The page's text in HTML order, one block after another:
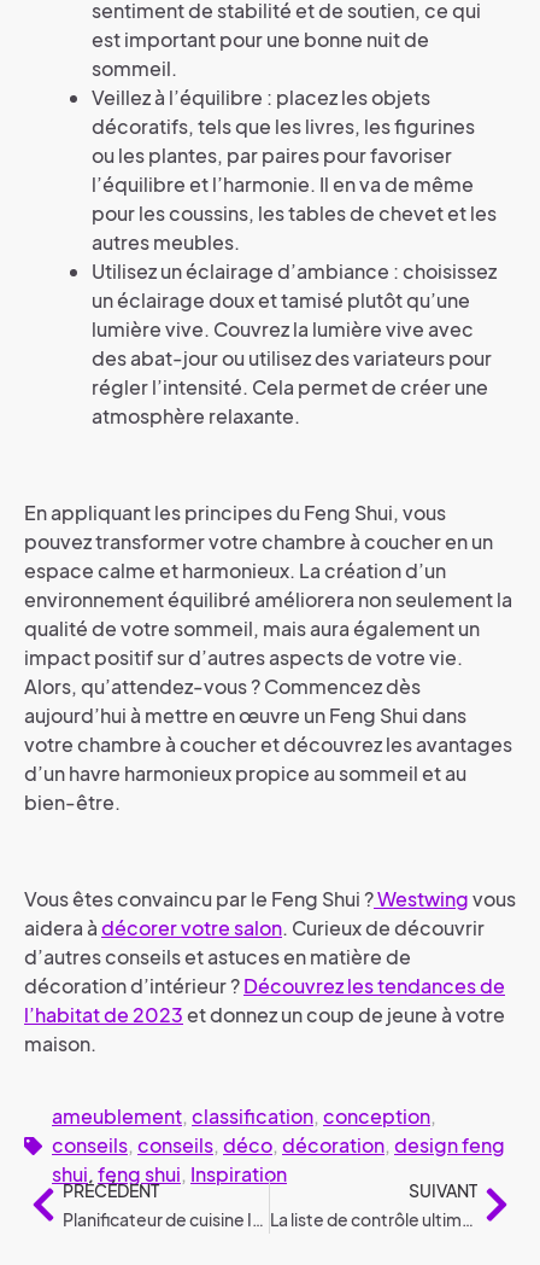
sentiment de stabilité et de soutien, ce qui
est important pour une bonne nuit de
sommeil.
Veillez à l’équilibre : placez les objets
décoratifs, tels que les livres, les figurines
ou les plantes, par paires pour favoriser
l’équilibre et l’harmonie. Il en va de même
pour les coussins, les tables de chevet et les
autres meubles.
Utilisez un éclairage d’ambiance : choisissez
un éclairage doux et tamisé plutôt qu’une
lumière vive. Couvrez la lumière vive avec
des abat-jour ou utilisez des variateurs pour
régler l’intensité. Cela permet de créer une
atmosphère relaxante.
En appliquant les principes du Feng Shui, vous
pouvez transformer votre chambre à coucher en un
espace calme et harmonieux. La création d’un
environnement équilibré améliorera non seulement la
qualité de votre sommeil, mais aura également un
impact positif sur d’autres aspects de votre vie.
Alors, qu’attendez-vous ? Commencez dès
aujourd’hui à mettre en œuvre un Feng Shui dans
votre chambre à coucher et découvrez les avantages
d’un havre harmonieux propice au sommeil et au
bien-être.
Vous êtes convaincu par le Feng Shui ?Westwingvous
aidera àdécorer votre salon. Curieux de découvrir
d’autres conseils et astuces en matière de
décoration d’intérieur ?Découvrez les tendances de
l’habitat de 2023et donnez un coup de jeune à votre
maison.
ameublement,classification,conception,
conseils,conseils,déco,décoration,design feng
shui,feng shui, Inspiration
PRÉCÉDENT
Planificateur de cuisine Ikea : la cuisine de vos rêves en ligne
SUIVANT
La liste de contrôle ultime pour les déménagements